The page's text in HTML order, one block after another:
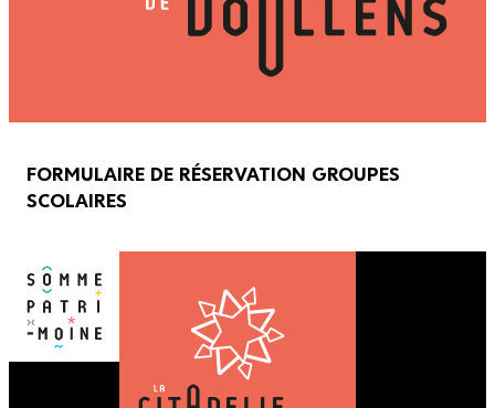
FORMULAIRE DE RÉSERVATION GROUPES
SCOLAIRES